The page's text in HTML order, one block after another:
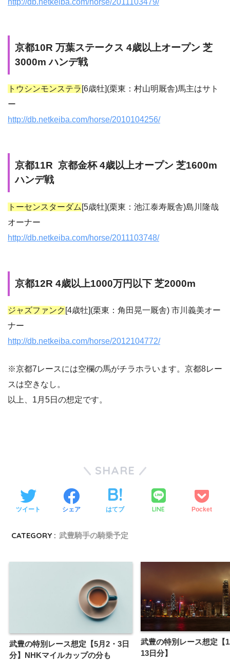
http://db.netkeiba.com/horse/2011103479/
京都10R 万葉ステークス 4歳以上オープン 芝
3000m ハンデ戦
トウシンモンステラ [6歳牡](栗東：村山明厩舎)馬主はサト
ー
http://db.netkeiba.com/horse/2010104256/
京都11R 京都金杯 4歳以上オープン 芝1600m
ハンデ戦
トーセンスターダム [5歳牡](栗東：池江泰寿厩舎)島川隆哉
オーナー
http://db.netkeiba.com/horse/2011103748/
京都12R 4歳以上1000万円以下 芝2000m
ジャズファンク [4歳牡](栗東：角田晃一厩舎) 市川義美オー
ナー
http://db.netkeiba.com/horse/2012104772/
※京都7レースには空欄の馬がチラホラいます。京都8レー
スは空きなし。
以上、1月5日の想定です。
SHARE
ツイート シェア はてブ LINE Pocket
CATEGORY : 武豊騎手の騎乗予定
武豊の特別レース想定【5月2・3日
分】NHKマイルカップの分も
武豊の特別レース想定【
13日分】